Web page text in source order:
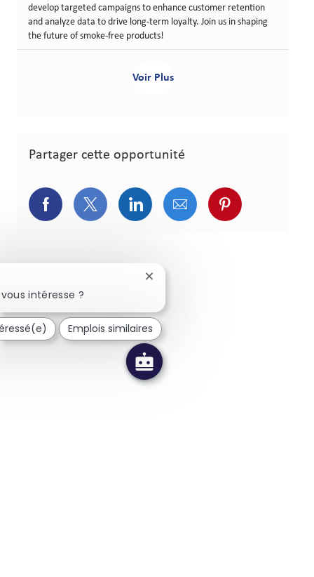
develop targeted campaigns to enhance customer retention
and analyze data to drive long-term loyalty. Join us in shaping
the future of smoke-free products!
Voir Plus
Partager cette opportunité
Partager via Facebook
Partager via Twitter
Partager via LinkedIn
Partager via courriel
Partager via
intéresse ?
Fermer la notification du chatbot
Emplois similaires